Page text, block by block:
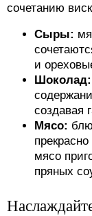
сочетанию
Сыры:
и
Шоколад:
создавая
Мясо:
мясо
пряных